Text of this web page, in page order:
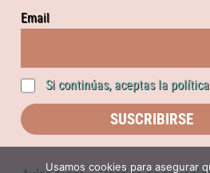
Email
Si continúas, aceptas la
Usamos cookies para asegurar